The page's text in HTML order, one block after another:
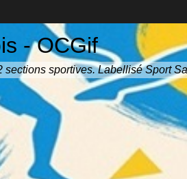
- OCGif
sections sportives. Labellisé Sport